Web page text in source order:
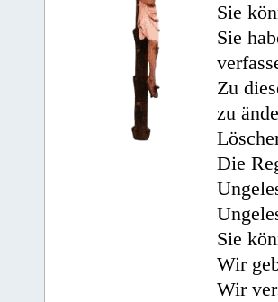
Sie
Sie
Zu
zu
Die
Sie
Wir
Wir